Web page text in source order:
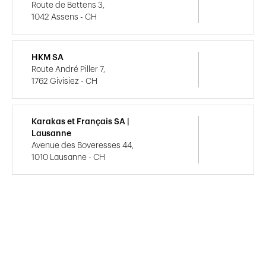
Route de Bettens 3,
1042 Assens - CH
HKM SA
Route André Piller 7,
1762 Givisiez - CH
Karakas et Français SA |
Lausanne
Avenue des Boveresses 44,
1010 Lausanne - CH